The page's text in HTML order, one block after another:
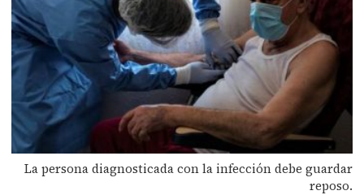
La persona diagnosticada con la infección debe guardar
reposo.